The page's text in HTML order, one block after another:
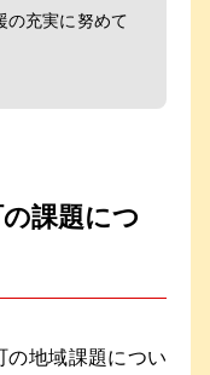
の充実に努めて
課題につ
の地域課題につい